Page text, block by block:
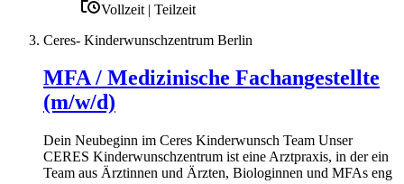
Vollzeit | Teilzeit
Ceres- Kinderwunschzentrum Berlin
MFA / Medizinische Fachangestellte
(m/w/d)
Dein Neubeginn im Ceres Kinderwunsch Team Unser
CERES Kinderwunschzentrum ist eine Arztpraxis, in der ein
Team aus Ärztinnen und Ärzten, Biologinnen und MFAs eng